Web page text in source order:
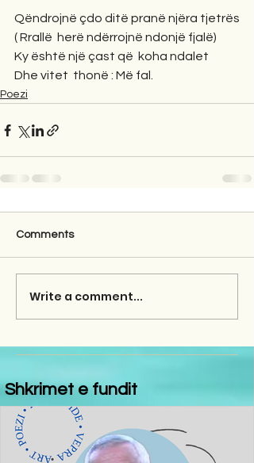
Qëndrojnë çdo ditë pranë njëra tjetrës
( Rrallë  herë ndërrojnë ndonjë fjalë)
Ky është një çast që  koha ndalet
Dhe vitet  thonë : Më fal.
Poezi
Comments
Write a comment...
Shkrimet e fundit